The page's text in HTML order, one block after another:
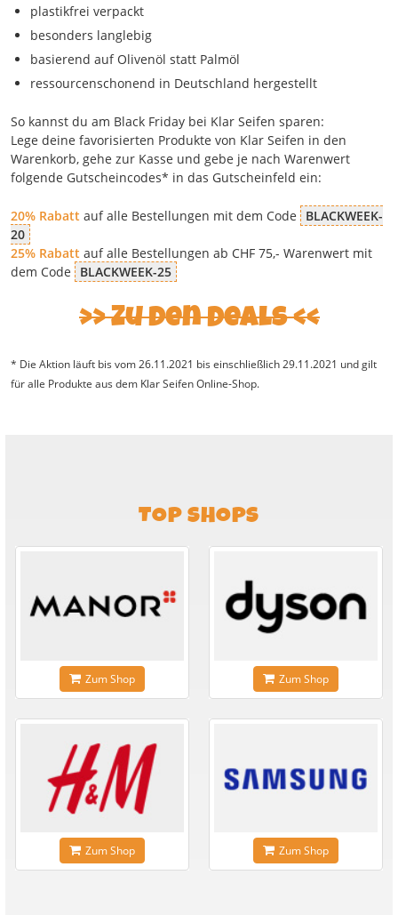
plastikfrei verpackt
besonders langlebig
basierend auf Olivenöl statt Palmöl
ressourcenschonend in Deutschland hergestellt
So kannst du am Black Friday bei Klar Seifen sparen:
Lege deine favorisierten Produkte von Klar Seifen in den
Warenkorb, gehe zur Kasse und gebe je nach Warenwert
folgende Gutscheincodes* in das Gutscheinfeld ein:
20% Rabatt auf alle Bestellungen mit dem Code
BLACKWEEK-
20
25% Rabatt auf alle Bestellungen ab CHF 75,- Warenwert mit
dem Code
BLACKWEEK-25
Zu den Deals
* Die Aktion läuft bis vom 26.11.2021 bis einschließlich 29.11.2021 und gilt
für alle Produkte aus dem Klar Seifen Online-Shop.
TOP SHOPS
Zum Shop Zum Shop
Zum Shop Zum Shop